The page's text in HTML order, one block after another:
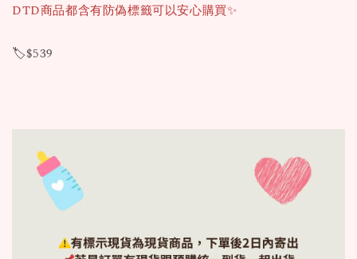
DTD商品都含有防偽標籤可以安心購買✨
🏷️$539